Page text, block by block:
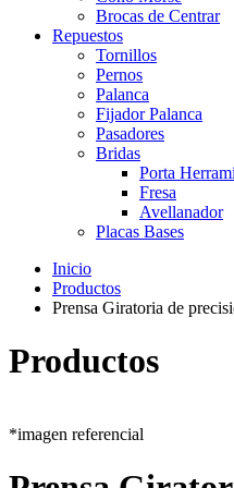
Brocas de Centrar
Repuestos
Tornillos
Pernos
Palanca
Fijador Palanca
Pasadores
Bridas
Porta
Fresa
Avellanador
Placas Bases
Inicio
Productos
Prensa Giratoria de
Productos
*imagen referencial